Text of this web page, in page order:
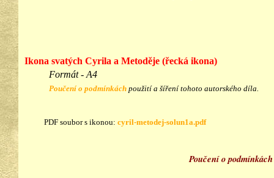
Ikona svatých Cyrila a Metoděje (řecká ikona)
Formát - A4
Poučení o podmínkách použití a šíření tohoto autorského díla.
PDF soubor s ikonou: cyril-metodej-solun1a.pdf
Poučení o